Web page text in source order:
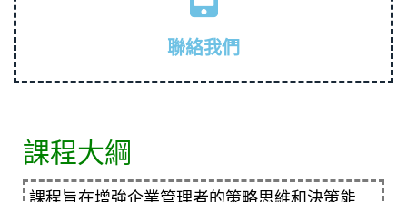
聯絡我們
課程大綱
課程旨在增強企業管理者的策略思維和決策能